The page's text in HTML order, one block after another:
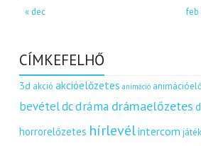
« dec feb
CÍMKEFELHŐ
3d akció akcióelőzetes animáció
bevételdcdráma drámaelőzetes
horrorelőzetes hírlevélintercom